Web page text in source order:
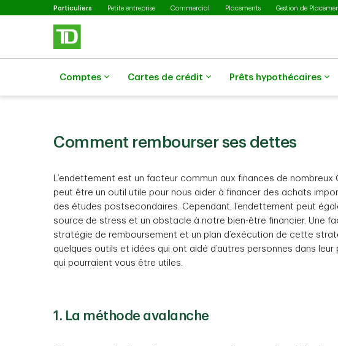
Passer au contenu principal
Particuliers Sélectionné
Petite entreprise Commercial Placements Gestion de
Comptes Cartes de crédit Prêts hypothécaires
Comment rembourser ses dettes
L’endettement est un facteur commun aux finances de nombreux
peut être un outil utile pour nous aider à financer des achats
des études postsecondaires. Cependant, l’endettement peut
source de stress et un obstacle à notre bien-être financier. Une
stratégie de remboursement et un plan d’exécution de cette
quelques outils et idées qui ont aidé d’autres personnes dans
qui pourraient vous être utiles.
1. La méthode avalanche